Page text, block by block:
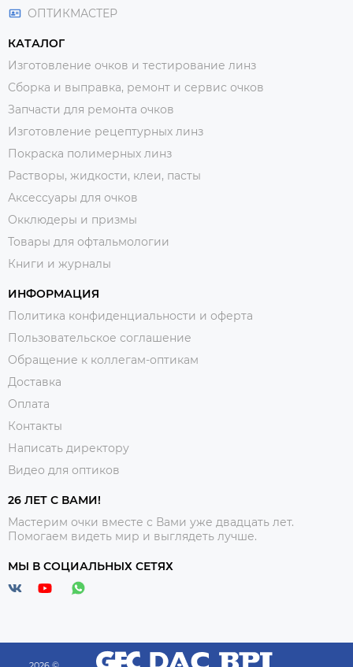
ОПТИКМАСТЕР
КАТАЛОГ
Изготовление очков и тестирование линз
Сборка и выправка, ремонт и сервис очков
Запчасти для ремонта очков
Изготовление рецептурных линз
Покраска полимерных линз
Растворы, жидкости, клеи, пасты
Аксессуары для очков
Окклюдеры и призмы
Товары для офтальмологии
Книги и журналы
ИНФОРМАЦИЯ
Политика конфиденциальности и оферта
Пользовательское соглашение
Обращение к коллегам-оптикам
Доставка
Оплата
Контакты
Написать директору
Видео для оптиков
26 ЛЕТ С ВАМИ!
Мастерим очки вместе с Вами уже двадцать лет.
Помогаем видеть мир и выглядеть лучше.
МЫ В СОЦИАЛЬНЫХ СЕТЯХ